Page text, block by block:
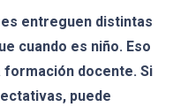
entreguen distintas
cuando es niño. Eso
docente. Si
puede